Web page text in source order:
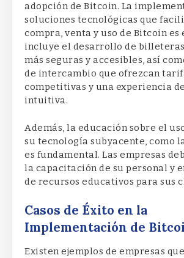
adopción de Bitcoin. La
soluciones tecnológicas que
compra, venta y uso de Bitcoin es
incluye el desarrollo de
más seguras y accesibles, así
de intercambio que ofrezcan
competitivas y una experiencia
intuitiva.
Además, la educación sobre el
su tecnología subyacente, como
es fundamental. Las empresas
la capacitación de su personal y
de recursos educativos para sus
Casos de Éxito en la
Implementación de
Existen ejemplos de empresas